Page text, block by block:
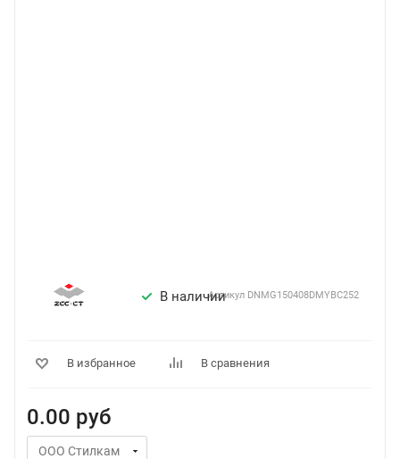
В наличииАртикул DNMG150408DMYBC252
В избранное В сравнения
0.00 руб